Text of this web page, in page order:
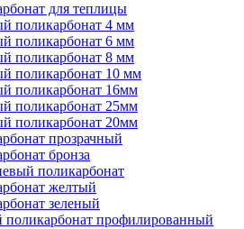
для теплицы
поликарбонат 4 мм
поликарбонат 6 мм
поликарбонат 8 мм
поликарбонат 10 мм
поликарбонат 16мм
поликарбонат 25мм
поликарбонат 20мм
прозрачный
бронза
поликарбонат
желтый
зеленый
профилированный